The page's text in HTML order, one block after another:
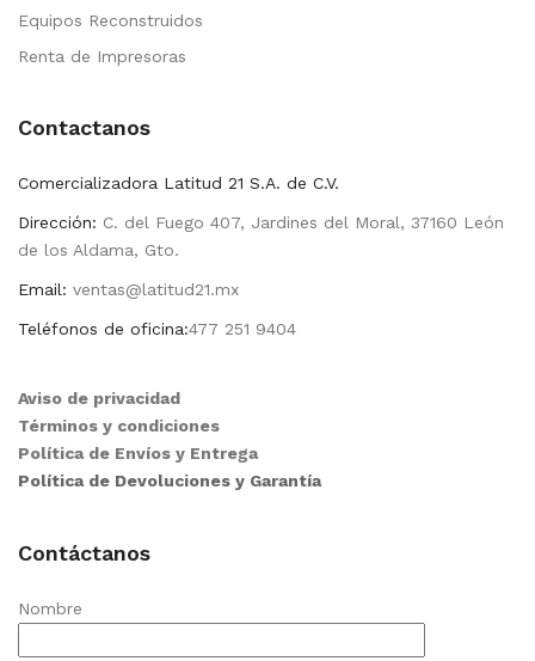
Equipos Reconstruidos
Renta de Impresoras
Contactanos
Comercializadora Latitud 21 S.A. de C.V.
Dirección: C. del Fuego 407, Jardines del Moral, 37160 León
de los Aldama, Gto.
Email: ventas@latitud21.mx
Teléfonos de oficina:477 251 9404
Aviso de privacidad
Términos y condiciones
Política de Envíos y Entrega
Política de Devoluciones y Garantía
Contáctanos
Nombre